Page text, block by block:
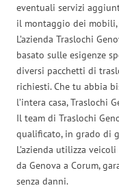
eventuali servizi
il montaggio dei
L’azienda Traslochi
basato sulle esigenze
diversi pacchetti di
richiesti. Che tu abbia
l’intera casa, Traslochi
Il team di Traslochi
qualificato, in grado di
L’azienda utilizza
da Genova a Corum,
senza danni.